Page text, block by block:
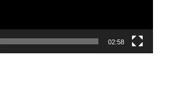
02:58